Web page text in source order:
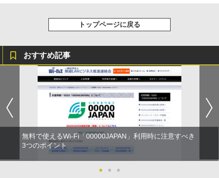
トップページに戻る
おすすめ記事
無料で使えるWi-Fi「00000JAPAN」利用時に注意すべき
3つのポイント
● ● ●